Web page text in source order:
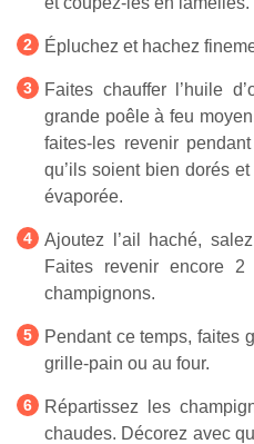
Épluchez et hachez
Faites chauffer l’huile
grande poêle à feu
faites-les revenir
qu’ils soient bien dorés
évaporée.
Ajoutez l’ail haché,
Faites revenir encore
champignons.
Pendant ce temps, faites
grille-pain ou au four.
Répartissez les
chaudes. Décorez avec